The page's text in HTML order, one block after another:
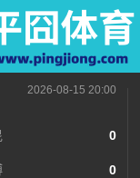
2026-08-15 20:00
0
0